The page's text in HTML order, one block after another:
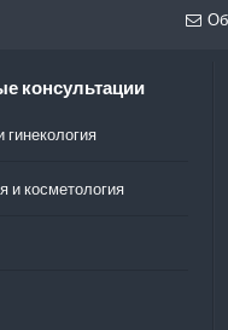
консультации
и косметология